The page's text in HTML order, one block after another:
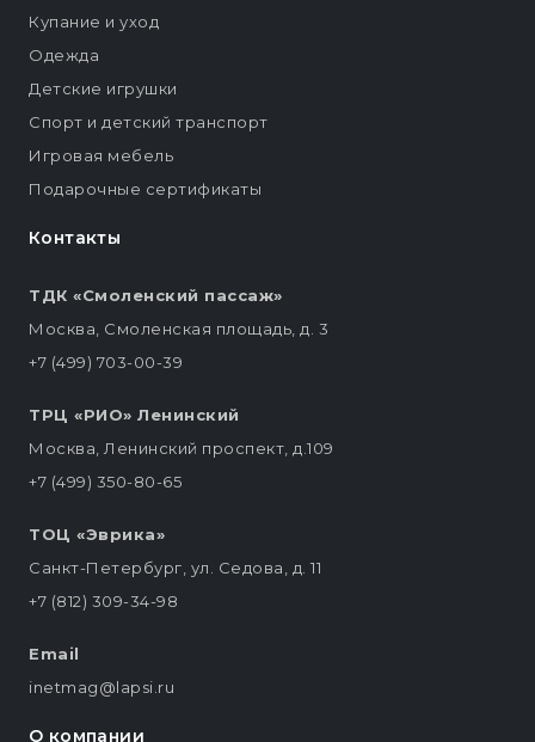
Контакты
ТДК «Смоленский пассаж»
Москва, Смоленская площадь, д. 3
+7 (499) 703-00-39
ТРЦ «РИО» Ленинский
Москва, Ленинский проспект, д.109
+7 (499) 350-80-65
ТОЦ «Эврика»
Санкт-Петербург, ул. Седова, д. 11
+7 (812) 309-34-98
Email
inetmag@lapsi.ru
Купание и уход
Одежда
Детские игрушки
Спорт и детский транспорт
Игровая мебель
Подарочные сертификаты
О компании